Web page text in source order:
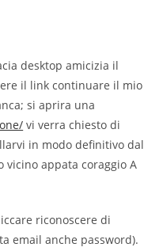
desktop amicizia il
il link continuare il mio
si aprira una
vi verra chiesto di
in modo definitivo dal
appata coraggio A
riconoscere di
email anche password).